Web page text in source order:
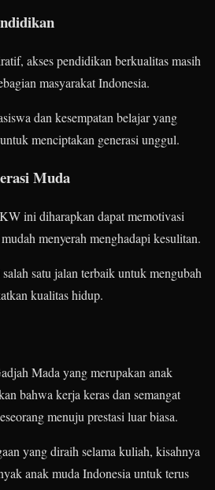
akses pendidikan berkualitas masih
masyarakat Indonesia.
dan kesempatan belajar yang
menciptakan generasi unggul.
Muda
ini diharapkan dapat memotivasi
menyerah menghadapi kesulitan.
satu jalan terbaik untuk mengubah
kualitas hidup.
Mada yang merupakan anak
bahwa kerja keras dan semangat
menuju prestasi luar biasa.
yang diraih selama kuliah, kisahnya
anak muda Indonesia untuk terus